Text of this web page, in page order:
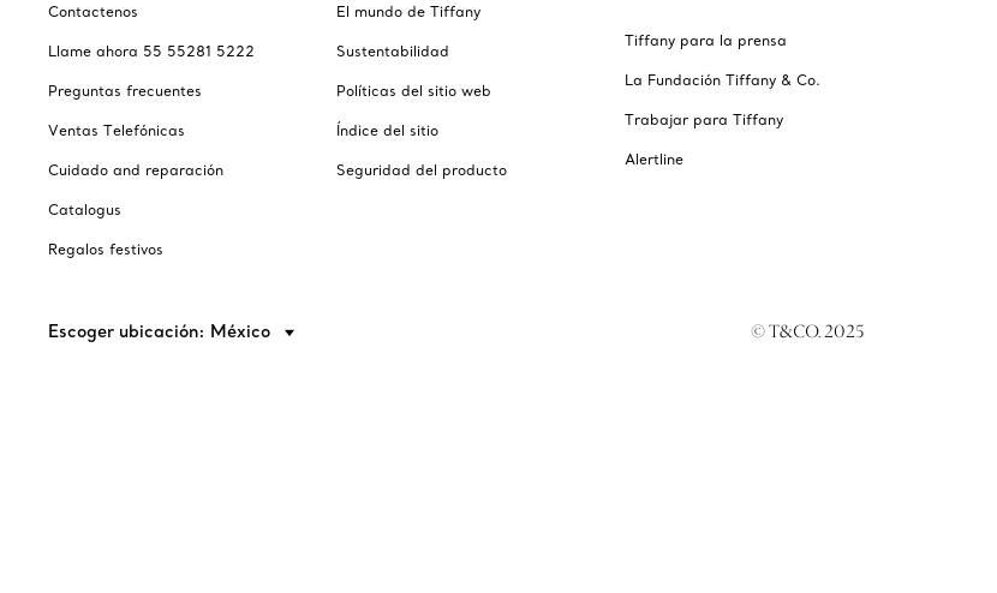
Contactenos
Llame ahora 55 55281 5222
Preguntas frecuentes
Ventas Telefónicas
Cuidado and reparación
Catalogus
Regalos festivos
El mundo de Tiffany
Sustentabilidad
Políticas del sitio web
Índice del sitio
Seguridad del producto
Tiffany para la prensa
La Fundación Tiffany & Co.
Trabajar para Tiffany
Alertline
Escoger ubicación: México © T&CO. 2025